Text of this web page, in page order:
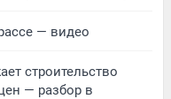
— видео
строительство
— разбор в